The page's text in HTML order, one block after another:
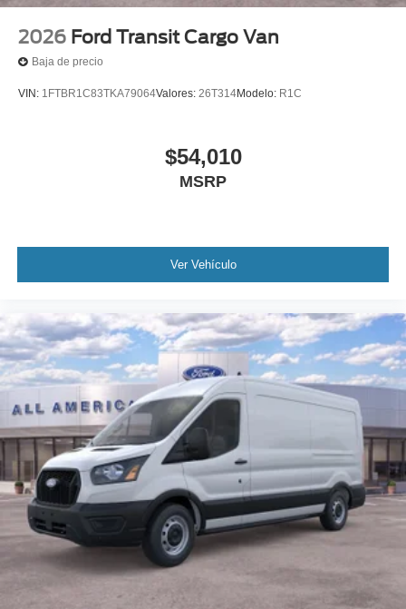
2026 Ford Transit Cargo Van
Baja de precio
VIN: 1FTBR1C83TKA79064Valores: 26T314Modelo: R1C
$54,010
MSRP
Ver Vehículo